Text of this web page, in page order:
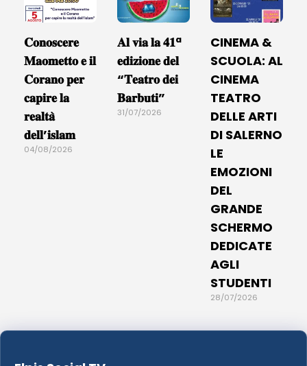
𝐂𝐨𝐧𝐨𝐬𝐜𝐞𝐫𝐞
𝐌𝐚𝐨𝐦𝐞𝐭𝐭𝐨 𝐞 𝐢𝐥
𝐂𝐨𝐫𝐚𝐧𝐨 𝐩𝐞𝐫
𝐜𝐚𝐩𝐢𝐫𝐞 𝐥𝐚
𝐫𝐞𝐚𝐥𝐭𝐚̀
𝐝𝐞𝐥𝐥’𝐢𝐬𝐥𝐚𝐦
04/08/2026
𝐀𝐥 𝐯𝐢𝐚 𝐥𝐚 𝟒𝟏ª
𝐞𝐝𝐢𝐳𝐢𝐨𝐧𝐞 𝐝𝐞𝐥
“𝐓𝐞𝐚𝐭𝐫𝐨 𝐝𝐞𝐢
𝐁𝐚𝐫𝐛𝐮𝐭𝐢”
31/07/2026
CINEMA &
SCUOLA: AL
CINEMA
TEATRO
DELLE ARTI
DI SALERNO
LE
EMOZIONI
DEL
GRANDE
SCHERMO
DEDICATE
AGLI
STUDENTI
28/07/2026